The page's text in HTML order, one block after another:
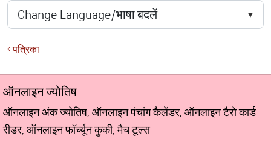
पत्रिका
ऑनलाइन ज्योतिष
ऑनलाइन अंक ज्योतिष, ऑनलाइन पंचांग कैलेंडर, ऑनलाइन टैरो कार्ड
रीडर, ऑनलाइन फॉर्च्यून कुकी, मैच टूल्स